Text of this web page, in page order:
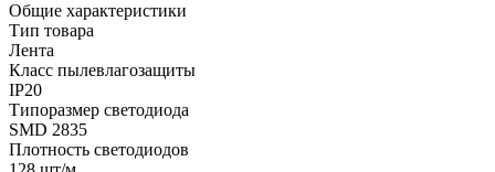
Общие характеристики
Тип товара
Лента
Класс пылевлагозащиты
IP20
Типоразмер светодиода
SMD 2835
Плотность светодиодов